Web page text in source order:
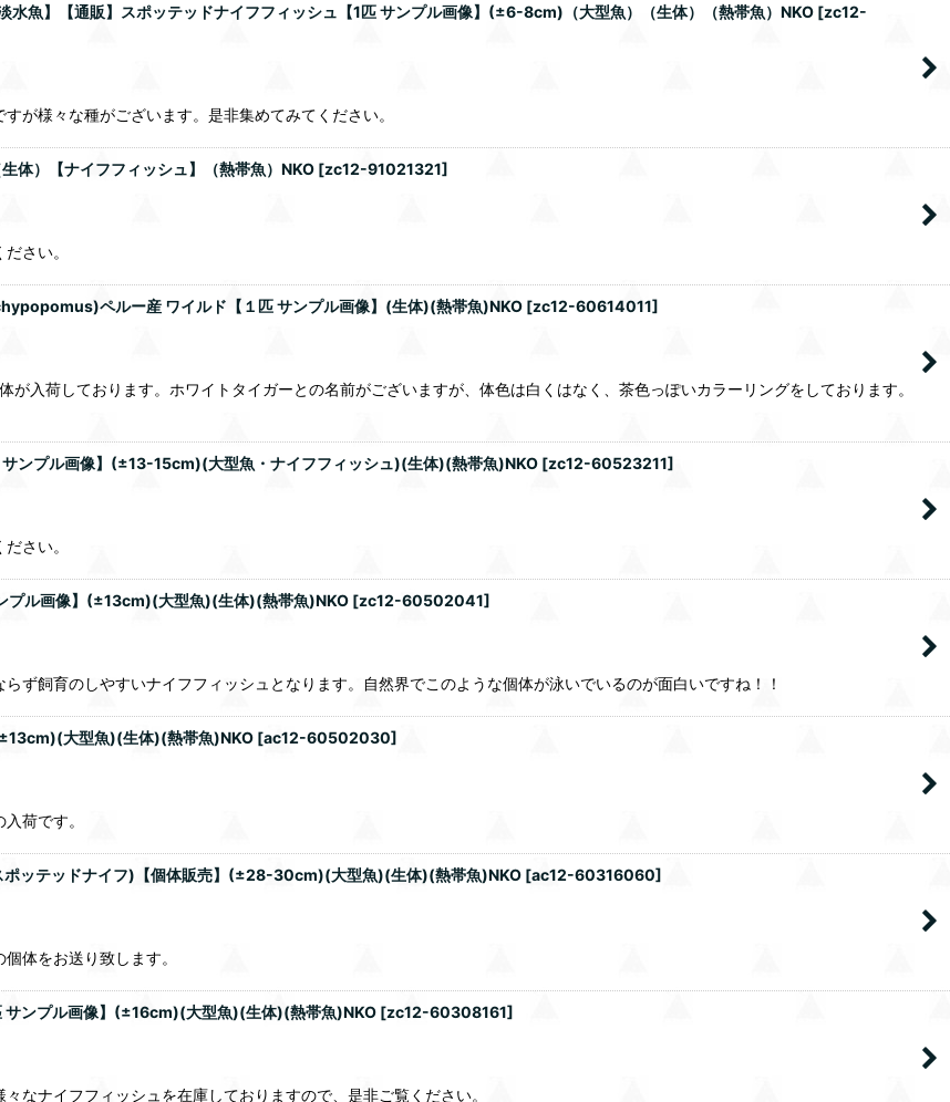
水魚】【通販】スポッテッドナイフフィッシュ【1匹 サンプル画像】(±6-8cm)（大型魚）（生体）（熱帯魚）NKO [zc12-
が様々な種がございます。是非集めてみてください。
体）【ナイフフィッシュ】（熱帯魚）NKO [zc12-91021321]
さい。
ペルー産 ワイルド【１匹 サンプル画像】(生体)(熱帯魚)NKO [zc12-60614011]
入荷しております。ホワイトタイガーとの名前がございますが、体色は白くはなく、茶色っぽいカラーリングをしております。
サンプル画像】(±13-15cm)(大型魚・ナイフフィッシュ)(生体)(熱帯魚)NKO [zc12-60523211]
さい。
プル画像】(±13cm)(大型魚)(生体)(熱帯魚)NKO [zc12-60502041]
ず飼育のしやすいナイフフィッシュとなります。自然界でこのような個体が泳いでいるのが面白いですね！！
大型魚)(生体)(熱帯魚)NKO [ac12-60502030]
荷です。
ポッテッドナイフ)【個体販売】(±28-30cm)(大型魚)(生体)(熱帯魚)NKO [ac12-60316060]
体をお送り致します。
サンプル画像】(±16cm)(大型魚)(生体)(熱帯魚)NKO [zc12-60308161]
なナイフフィッシュを在庫しておりますので、是非ご覧ください。